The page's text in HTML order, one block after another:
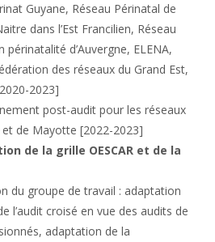
Guyane, Réseau Périnatal de
dans l’Est Francilien, Réseau
périnatalité d’Auvergne, ELENA,
des réseaux du Grand Est,
2023]
post-audit pour les réseaux
et de Mayotte [2022-2023]
de la grille OESCAR et de la
du groupe de travail : adaptation
l’audit croisé en vue des audits de
adaptation de la